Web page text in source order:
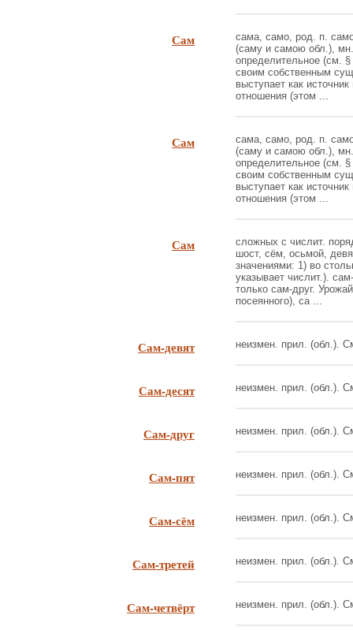
Сам
сама, само, род. п.
(саму и самою обл.),
определительное (см.
своим собственным
выступает как
отношения (этом ...
Сам
сама, само, род. п.
(саму и самою обл.),
определительное (см.
своим собственным
выступает как
отношения (этом ...
Сам
сложных с числит.
шост, сём, осьмой,
значениями: 1) во
указывает числит.).
только сам-друг.
посеянного), са ...
Сам-девят неизмен. прил. (обл.).
Сам-десят неизмен. прил. (обл.).
Сам-друг неизмен. прил. (обл.).
Сам-пят неизмен. прил. (обл.).
Сам-сём неизмен. прил. (обл.).
Сам-третей неизмен. прил. (обл.).
Сам-четвёрт неизмен. прил. (обл.).